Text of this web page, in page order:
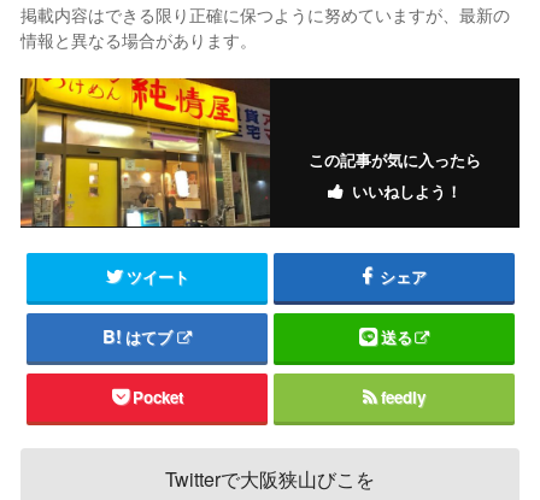
掲載内容はできる限り正確に保つように努めていますが、最新の
情報と異なる場合があります。
この記事が気に入ったら
いいねしよう！
ツイート シェア
はてブ 送る
Pocket feedly
Twitterで大阪狭山びこを